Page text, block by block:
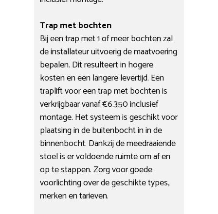
Trap met bochten
Bij een trap met 1 of meer bochten zal
de installateur uitvoerig de maatvoering
bepalen. Dit resulteert in hogere
kosten en een langere levertijd. Een
traplift voor een trap met bochten is
verkrijgbaar vanaf €6.350 inclusief
montage. Het systeem is geschikt voor
plaatsing in de buitenbocht in in de
binnenbocht. Dankzij de meedraaiende
stoel is er voldoende ruimte om af en
op te stappen. Zorg voor goede
voorlichting over de geschikte types,
merken en tarieven.